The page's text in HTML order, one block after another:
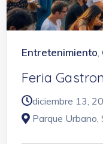
Entretenimiento
Feria
diciembre 13,
Parque Urbano,